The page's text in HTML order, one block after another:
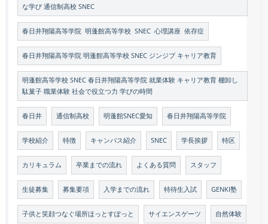
な学び 通信制高校 SNEC
春日井翔陽高等学院 明蓬館高等学校 SNEC 心理講座 依存症
春日井翔陽高等学院 明蓬館高等学校 SNEC ジンジブ キャリア教育
明蓬館高等学校 SNEC 春日井翔陽高等学院 就業体験 キャリア教育 棚卸し
駄菓子 職業体験 社会で役立つ力 学びの時間
春日井 通信制高校 明蓬館SNEC愛知 春日井翔陽高等学院
学校紹介 特徴 キャンパス紹介 SNEC 学長挨拶 特区
カリキュラム 卒業までの流れ よくある質問 スタッフ
生徒募集 募集要項 入学までの流れ 特待生入試 GENKI塾
子供と笑顔つなぐ場所ほっとすぽっと サイエンスゲーツ 自然体験